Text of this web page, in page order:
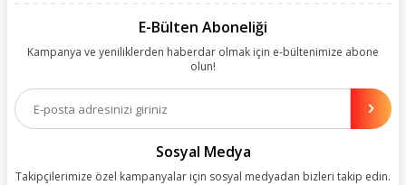
kolay, kusursuz ve keyifli bir alışveriş yolculuğu sunarken deneyiminize
olanakları sunuyoruz. Çalışmalarımızı müşterilerimizin memnuniyetini
esas alarak yürütüyoruz.
E-Bülten Aboneliği
Kampanya ve yeniliklerden haberdar olmak için e-bültenimize abone
olun!
Sosyal Medya
Takipçilerimize özel kampanyalar için sosyal medyadan bizleri takip edin.